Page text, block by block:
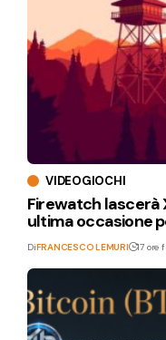
VIDEOGIOCHI
Firewatch lascerà
ultima occasione
DiFRANCESCO LEMURI 17 ore